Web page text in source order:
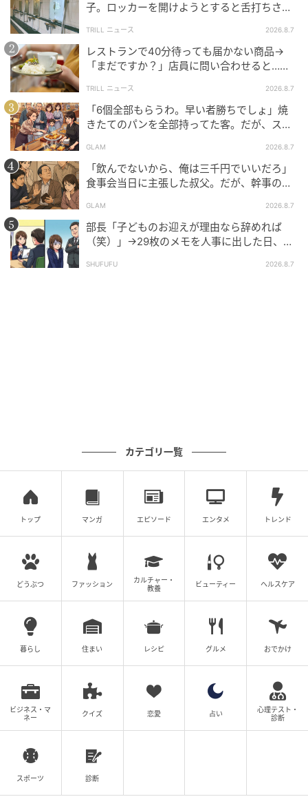
すると同僚は、さっきまでの大号泣が嘘だったかのよ
うに素早く涙を拭い、「私を評価してくれるなら、今
すぐ行きます！」と満面の笑みですぐに受け入れまし
た。そして、主役であるはずの私に一言の謝罪も挨拶
もないまま、社長と共に上機嫌でその場を去っていき
ました。残された私たちは呆気にとられましたが、結
果的に厄介者が去り、その後は笑いに包まれた最高の
送別会を再開することができたのでした。
主役の送別会を台無しにするほどの強烈な自己主張
が、まさかの転職成功へと繋がる超展開には驚きです
ね。結果的に厄介な同僚が去り、元の温かい送別会に
戻れたのは、主人公にとっても最高の門出となったは
ずです。
暮れる店主・・・そこから始まったまさかの
巻き返し
子。ロッカーを開けようとすると舌打ちさ
中で拍手」
TRILL ニュース 2026.8.7
レストランで40分待っても届かない商品→
「まだですか？」店員に問い合わせると…そ
せん」
TRILL ニュース 2026.8.7
「6個全部もらうわ。早い者勝ちでしょ」焼
きたてのパンを全部持ってた客。だが、スタ
GLAM 2026.8.7
「飲んでないから、俺は三千円でいいだろ」
食事会当日に主張した叔父。だが、幹事のい
GLAM 2026.8.7
部長「子どものお迎えが理由なら辞めれば
（笑）」→29枚のメモを人事に出した日、部
SHUFUFU 2026.8.7
カテゴリ一覧
トップ マンガ エピソード エンタメ トレンド
どうぶつ ファッション
カルチャー・
教養
ビューティー ヘルスケア
暮らし 住まい レシピ グルメ おでかけ
ビジネス・マ
ネー
クイズ 恋愛 占い
心理テスト・
診断
スポーツ 診断